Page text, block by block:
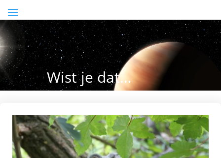
Wist je dat…